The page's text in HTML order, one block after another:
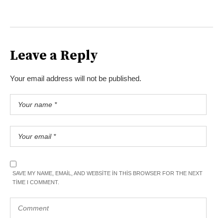
Leave a Reply
Your email address will not be published.
SAVE MY NAME, EMAIL, AND WEBSITE IN THIS BROWSER FOR THE NEXT
TIME I COMMENT.